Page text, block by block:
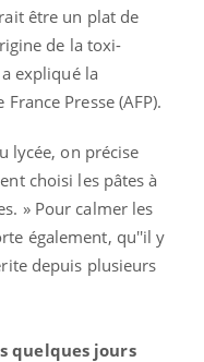
être un plat de
de la toxi-
expliqué la
Presse (AFP).
lycée, on précise
choisi les pâtes à
» Pour calmer les
également, qu''il y
depuis plusieurs
quelques jours